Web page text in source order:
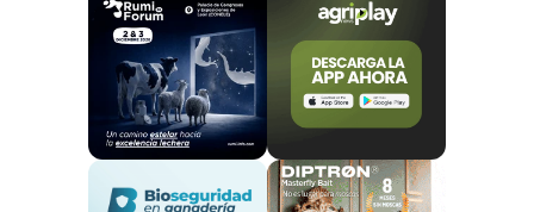
Entrevista a Álvaro Sánchez Herrero, director
de Eurotrade Agrícola.
Entrevista a Joaquín Lorenzo, director de
Compras Agro de Calidad Pascual.
Entrevista a Raúl Muñiz, presidente de
Interovic.